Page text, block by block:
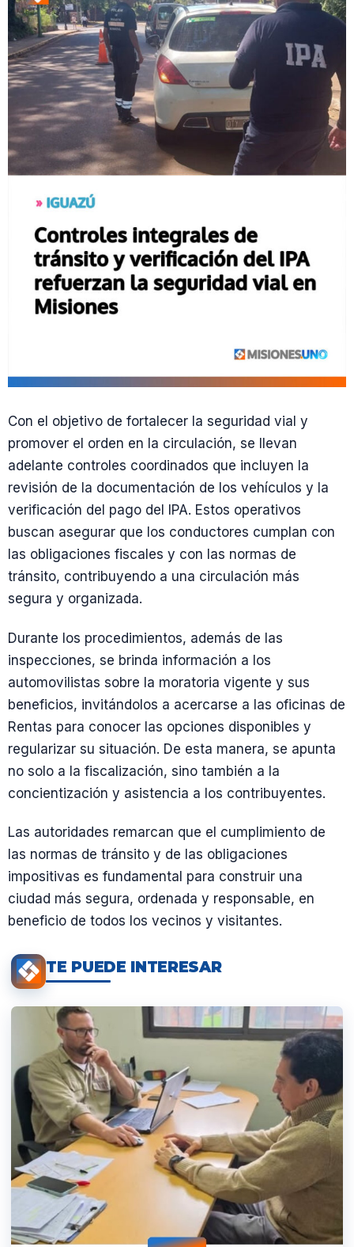
Con el objetivo de fortalecer la seguridad vial y
promover el orden en la circulación, se llevan
adelante controles coordinados que incluyen la
revisión de la documentación de los vehículos y la
verificación del pago del IPA. Estos operativos
buscan asegurar que los conductores cumplan con
las obligaciones fiscales y con las normas de
tránsito, contribuyendo a una circulación más
segura y organizada.
Durante los procedimientos, además de las
inspecciones, se brinda información a los
automovilistas sobre la moratoria vigente y sus
beneficios, invitándolos a acercarse a las oficinas de
Rentas para conocer las opciones disponibles y
regularizar su situación. De esta manera, se apunta
no solo a la fiscalización, sino también a la
concientización y asistencia a los contribuyentes.
Las autoridades remarcan que el cumplimiento de
las normas de tránsito y de las obligaciones
impositivas es fundamental para construir una
ciudad más segura, ordenada y responsable, en
beneficio de todos los vecinos y visitantes.
TE PUEDE INTERESAR